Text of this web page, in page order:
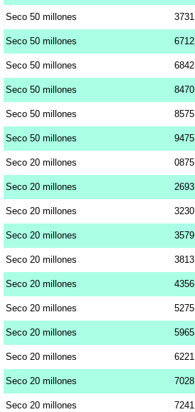
Seco 50 millones 3731
Seco 50 millones 6712
Seco 50 millones 6842
Seco 50 millones 8470
Seco 50 millones 8575
Seco 50 millones 9475
Seco 20 millones 0875
Seco 20 millones 2693
Seco 20 millones 3230
Seco 20 millones 3579
Seco 20 millones 3813
Seco 20 millones 4356
Seco 20 millones 5275
Seco 20 millones 5965
Seco 20 millones 6221
Seco 20 millones 7028
Seco 20 millones 7241